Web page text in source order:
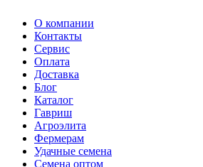
О компании
Контакты
Сервис
Оплата
Доставка
Блог
Каталог
Гавриш
Агроэлита
Фермерам
Удачные семена
Семена оптом